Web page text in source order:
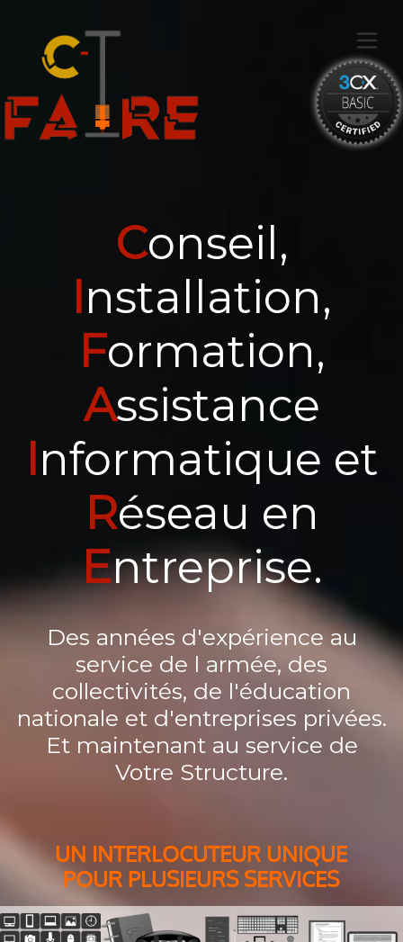
Conseil,
Installation,
Formation,
Assistance
Informatique et
Réseau en
Entreprise.
Des années d'expérience au
service de l armée, des
collectivités, de l'éducation
nationale et d'entreprises privées.
Et maintenant au service de
Votre Structure.
UN INTERLOCUTEUR UNIQUE
POUR PLUSIEURS SERVICES